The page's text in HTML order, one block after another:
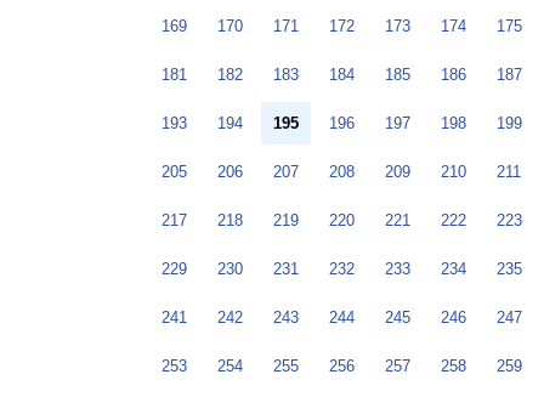
169 170 171 172 173 174 175
181 182 183 184 185 186 187
193 194 195 196 197 198 199
205 206 207 208 209 210 211
217 218 219 220 221 222 223
229 230 231 232 233 234 235
241 242 243 244 245 246 247
253 254 255 256 257 258 259